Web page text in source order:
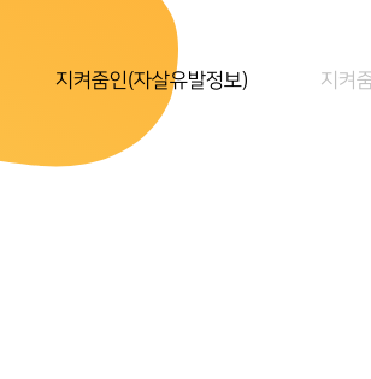
지켜줌인(자살유발정보) 지켜